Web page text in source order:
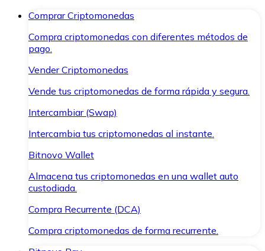
Comprar Criptomonedas
Compra criptomonedas con diferentes métodos de
pago.
Vender Criptomonedas
Vende tus criptomonedas de forma rápida y segura.
Intercambiar (Swap)
Intercambia tus criptomonedas al instante.
Bitnovo Wallet
Almacena tus criptomonedas en una wallet auto
custodiada.
Compra Recurrente (DCA)
Compra criptomonedas de forma recurrente.